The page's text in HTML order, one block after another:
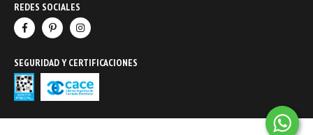
REDES SOCIALES
SEGURIDAD Y CERTIFICACIONES